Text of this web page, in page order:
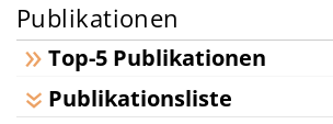
Publikationen
Top-5 Publikationen
Publikationsliste